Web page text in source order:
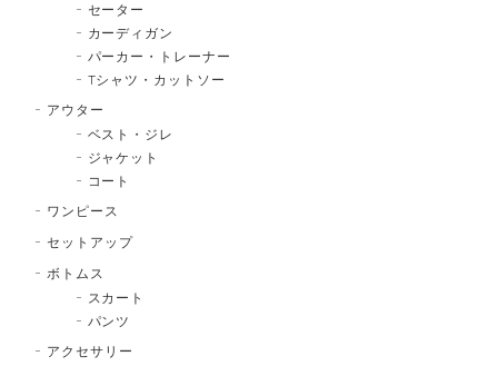
セーター
カーディガン
パーカー・トレーナー
Tシャツ・カットソー
アウター
ベスト・ジレ
ジャケット
コート
ワンピース
セットアップ
ボトムス
スカート
パンツ
アクセサリー